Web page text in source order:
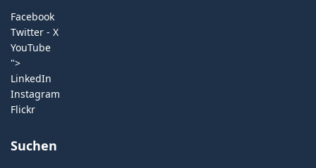
Facebook
Twitter - X
YouTube
">
LinkedIn
Instagram
Flickr
Suchen